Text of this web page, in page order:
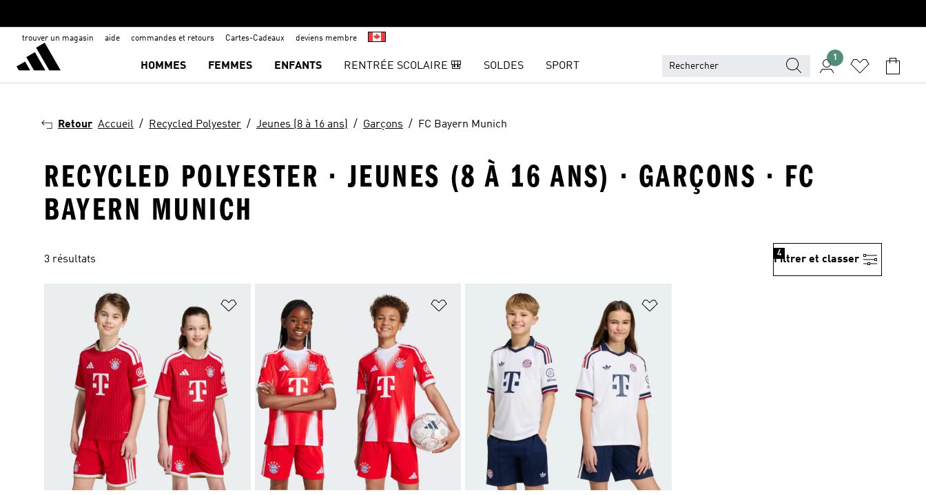
trouver un magasin aide commandes et retours Cartes-Cadeaux deviens membre
HOMMES FEMMES ENFANTS RENTRÉE SCOLAIRE 🎒 SOLDES SPORT
1
Retour Accueil Recycled Polyester Jeunes (8 à 16 ans) Garçons FC Bayern Munich
RECYCLED POLYESTER · JEUNES (8 À 16 ANS) · GARÇONS · FC
BAYERN MUNICH
3 résultats Filtrer et classer
4
Ajouter à la Liste de produits favoris Ajouter à la Liste de produits favoris